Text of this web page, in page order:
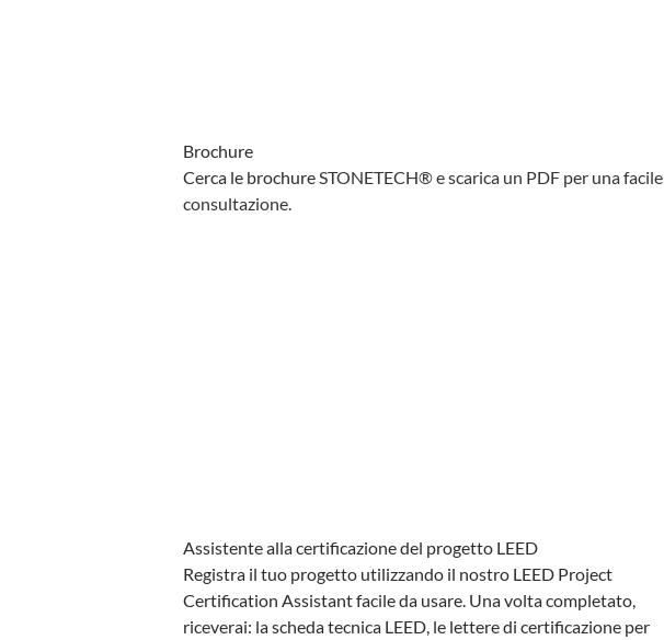
Brochure
Cerca le brochureSTONETECH®e scarica un PDF per una facile
consultazione.
Assistente alla certificazione del progetto LEED
Registra il tuo progetto utilizzando il nostro LEED Project
Certification Assistant facile da usare. Una volta completato,
riceverai: la scheda tecnica LEED, le lettere di certificazione per